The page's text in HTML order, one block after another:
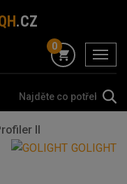
.CZ
menu
0
II
GOLIGHT